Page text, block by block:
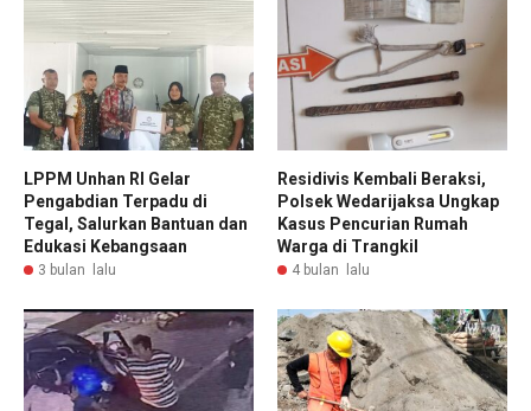
LPPM Unhan RI Gelar
Pengabdian Terpadu di
Tegal, Salurkan Bantuan dan
Edukasi Kebangsaan
3 bulan lalu
Residivis Kembali Beraksi,
Polsek Wedarijaksa Ungkap
Kasus Pencurian Rumah
Warga di Trangkil
4 bulan lalu